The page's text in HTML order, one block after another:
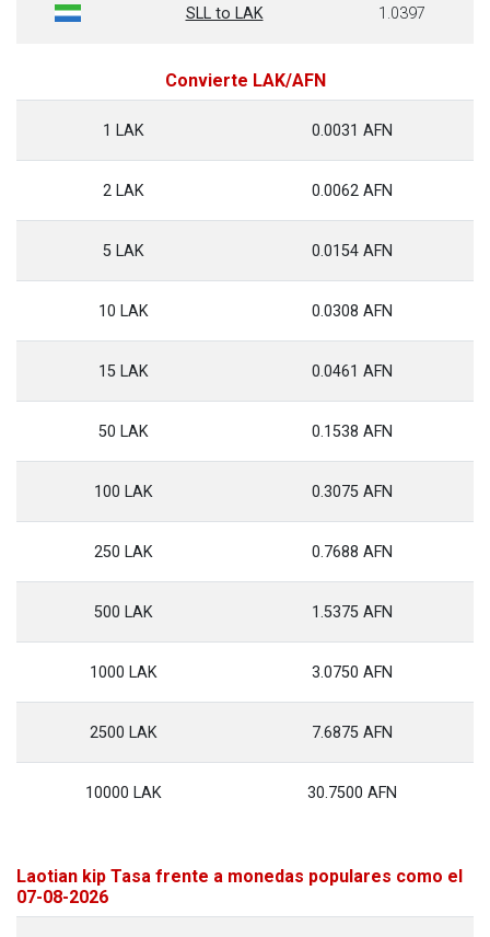
SLL to LAK 1.0397
Convierte LAK/AFN
1 LAK 0.0031 AFN
2 LAK 0.0062 AFN
5 LAK 0.0154 AFN
10 LAK 0.0308 AFN
15 LAK 0.0461 AFN
50 LAK 0.1538 AFN
100 LAK 0.3075 AFN
250 LAK 0.7688 AFN
500 LAK 1.5375 AFN
1000 LAK 3.0750 AFN
2500 LAK 7.6875 AFN
10000 LAK 30.7500 AFN
Laotian kip Tasa frente a monedas populares como el
07-08-2026